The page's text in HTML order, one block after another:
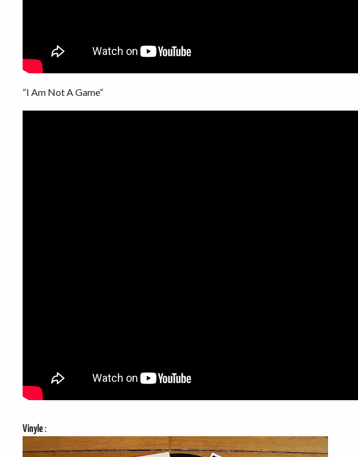
“I Am Not A Game”
Vinyle: